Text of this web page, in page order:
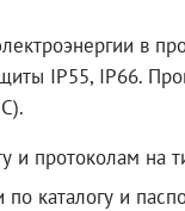
в
IP55, IP66.
и протоколам на
каталогу и